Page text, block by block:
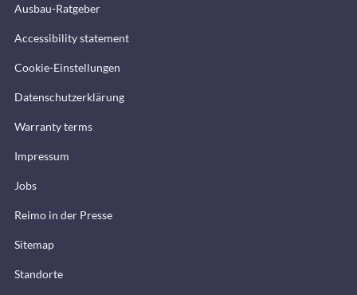
Ausbau-Ratgeber
Accessibility statement
Cookie-Einstellungen
Datenschutzerklärung
Warranty terms
Impressum
Jobs
Reimo in der Presse
Sitemap
Standorte